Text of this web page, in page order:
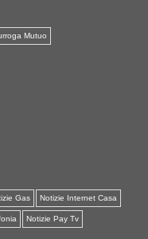
(MI)
(CH)
Mutuo
Gas Notizie Internet Casa
Notizie Pay Tv